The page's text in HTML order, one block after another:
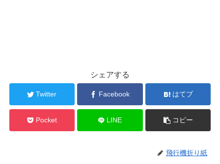
シェアする
Twitter Facebook はてブ
Pocket LINE コピー
飛行機折り紙